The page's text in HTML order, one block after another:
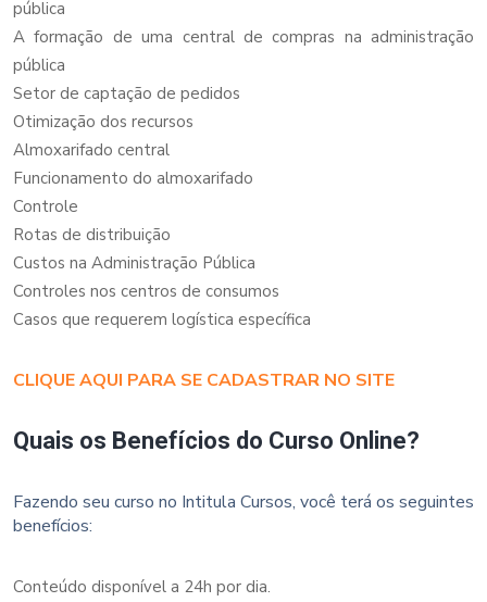
pública
A formação de uma central de compras na administração
pública
Setor de captação de pedidos
Otimização dos recursos
Almoxarifado central
Funcionamento do almoxarifado
Controle
Rotas de distribuição
Custos na Administração Pública
Controles nos centros de consumos
Casos que requerem logística específica
CLIQUE AQUI PARA SE CADASTRAR NO SITE
Quais os Benefícios do Curso Online?
Fazendo seu curso no Intitula Cursos, você terá os seguintes
benefícios:
Conteúdo disponível a 24h por dia.